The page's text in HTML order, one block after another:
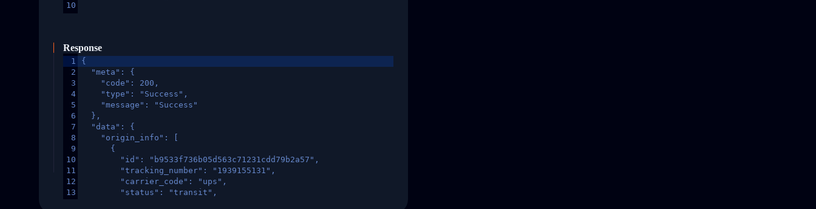
10
Response
1
2
3
4
5
6
7
8
9
10
11
12
13
{
  "meta": {
    "code": 200,
    "type": "Success",
    "message": "Success"
  },
  "data": {
    "origin_info": [
      {
        "id": "b9533f736b05d563c71231cdd79b2a57",
        "tracking_number": "1939155131",
        "carrier_code": "ups",
        "status": "transit",